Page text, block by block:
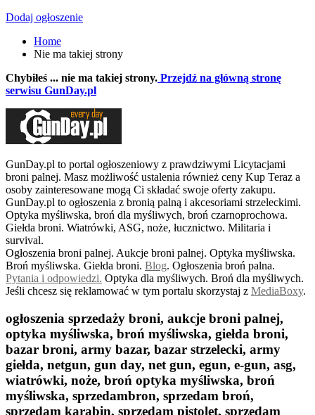
Dodaj ogłoszenie
Home
Nie ma takiej strony
Chybiłeś ... nie ma takiej strony. Przejdź na główną stronę
serwisu GunDay.pl
GunDay.pl to portal ogłoszeniowy z prawdziwymi Licytacjami
broni palnej. Masz możliwość ustalenia również ceny Kup Teraz a
osoby zainteresowane mogą Ci składać swoje oferty zakupu.
GunDay.pl to ogłoszenia z bronią palną i akcesoriami strzeleckimi.
Optyka myśliwska, broń dla myśliwych, broń czarnoprochowa.
Giełda broni. Wiatrówki, ASG, noże, łucznictwo. Militaria i
survival.
Ogłoszenia broni palnej. Aukcje broni palnej. Optyka myśliwska.
Broń myśliwska. Giełda broni. Blog. Ogłoszenia broń palna.
Pytania i odpowiedzi. Optyka dla myśliwych. Broń dla myśliwych.
Jeśli chcesz się reklamować w tym portalu skorzystaj z MediaBoxy.
ogłoszenia sprzedaży broni, aukcje broni palnej,
optyka myśliwska, broń myśliwska, giełda broni,
bazar broni, army bazar, bazar strzelecki, army
giełda, netgun, gun day, net gun, egun, e-gun, asg,
wiatrówki, noże, broń optyka myśliwska, broń
myśliwska, sprzedambron, sprzedam broń,
sprzedam karabin, sprzedam pistolet, sprzedam